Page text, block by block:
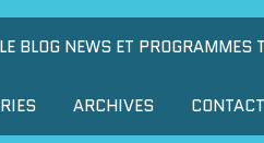
LE BLOG NEWS ET PROGRAMMES
ARCHIVES CONTACT